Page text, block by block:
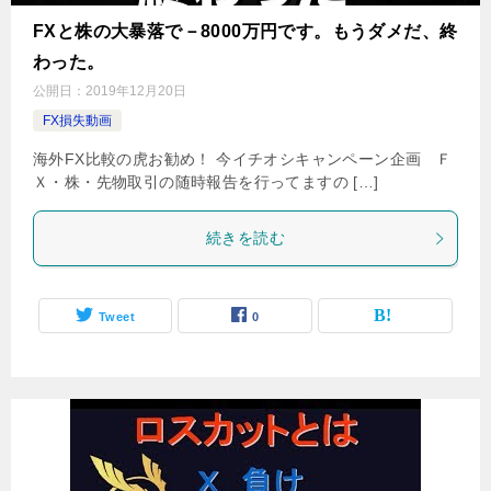
FXと株の大暴落で－8000万円です。もうダメだ、終
わった。
公開日： 2019年12月20日
FX損失動画
海外FX比較の虎お勧め！ 今イチオシキャンペーン企画 Ｆ
Ｘ・株・先物取引の随時報告を行ってますの […]
続きを読む
Tweet 0